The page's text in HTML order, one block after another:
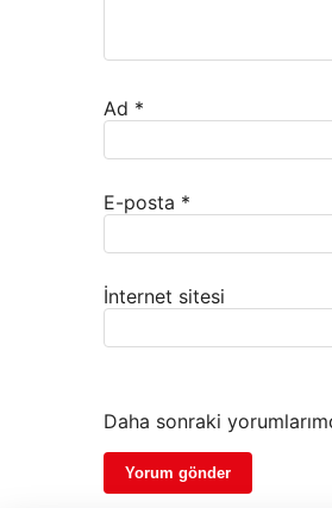
Ad *
E-posta *
İnternet sitesi
Daha sonraki